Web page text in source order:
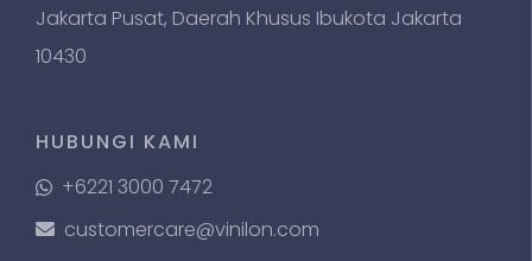
Jakarta Pusat, Daerah Khusus Ibukota Jakarta
10430
HUBUNGI KAMI
+6221 3000 7472
customercare@vinilon.com